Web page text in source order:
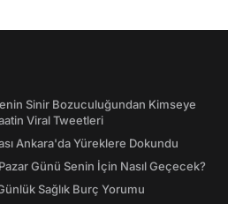
Sinir Bozuculuğundan Kimseye
Viral Tweetleri
Ankara'da Yüreklere Dokundu
Günü Senin İçin Nasıl Geçecek?
Sağlık Burç Yorumu